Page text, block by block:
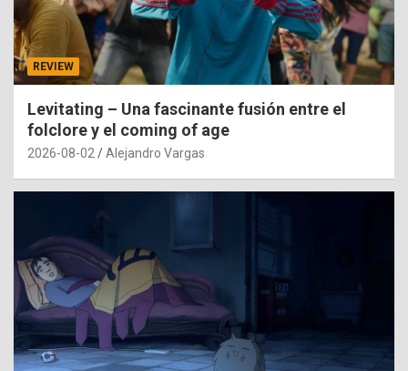
REVIEW
Levitating – Una fascinante fusión entre el
folclore y el coming of age
2026-08-02 Alejandro Vargas